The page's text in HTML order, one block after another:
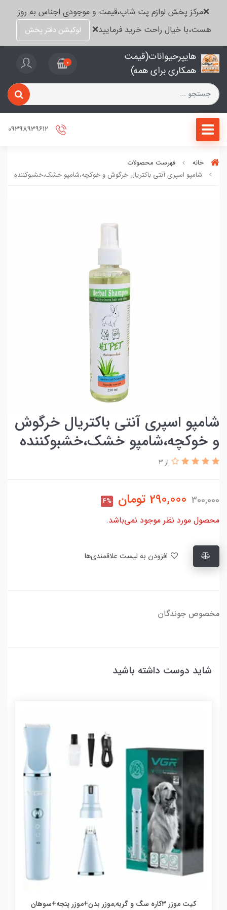
❌مرکز پخش لوازم پت شاپ،قیمت و موجودی اجناس به روز
هست،با خیال راحت خرید فرمایید❌
لوکیشن دفتر پخش
هایپرحیوانات(قیمت
همکاری برای همه)
0
خانه
فهرست محصولات
شامپو اسپری آنتی باکتریال خرگوش و خوکچه،شامپو خشک،خشبوکننده
شامپو اسپری آنتی باکتریال خرگوش
و خوکچه،شامپو خشک،خشبوکننده
از 3
300,000
290,000 تومان 4%
محصول مورد نظر موجود نمی‌باشد.
​​​​مخصوص جوندگان
شاید دوست داشته باشید
کیت موزر ۳کاره سگ و گربه,موزر بدن+موزر پنجه+سوهان